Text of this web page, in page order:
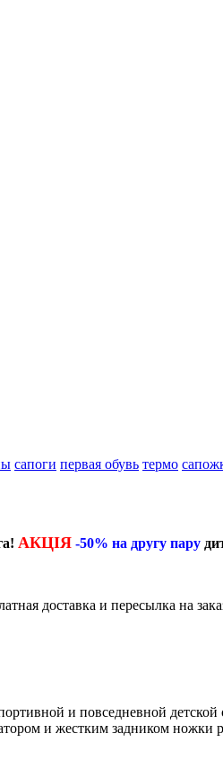
сапоги первая обувь термо
АКЦІЯ -50% на другу пару
доставка и пересылка на
и повседневной
и жестким задником ножки